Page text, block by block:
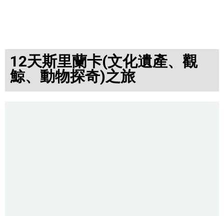
12天斯里蘭卡(文化遺產、觀
鯨、動物探奇)之旅